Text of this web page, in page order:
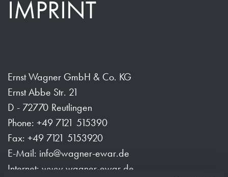
IMPRINT
Ernst Wagner GmbH & Co. KG
Ernst Abbe Str. 21
D - 72770 Reutlingen
Phone: +49 7121 515390
Fax: +49 7121 5153920
E-Mail: info@wagner-ewar.de
Internet: www.wagner-ewar.de